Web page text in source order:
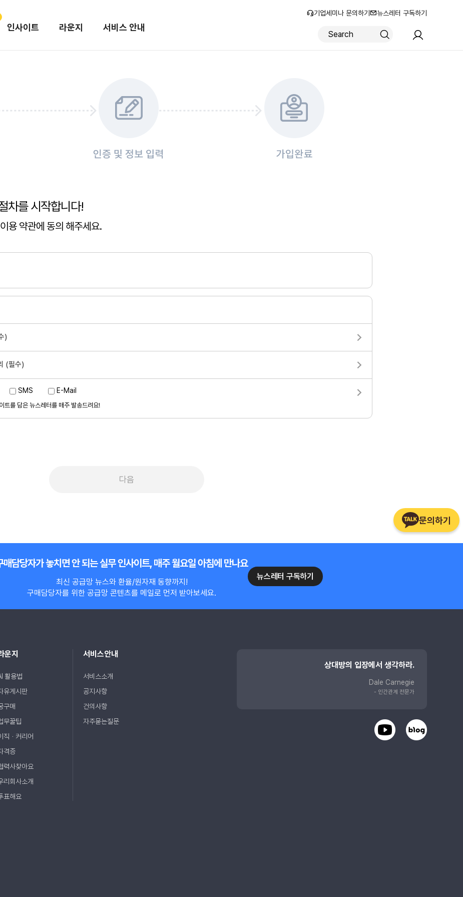
기업세미나 문의하기 뉴스레터 구독하기
인사이트 라운지 서비스 안내
차를 시작합니다!
용 약관에 동의 해주세요.
)
(필수)
SMS E-Mail
트를 담은 뉴스레터를 매주 발송드려요!
다음
문의하기
매담당자가 놓치면 안 되는 실무 인사이트, 매주 월요일 아침에 만나요
최신 공급망 뉴스와 환율/원자재 동향까지!
구매담당자를 위한 공급망 콘텐츠를 메일로 먼저 받아보세요.
뉴스레터 구독하기
상대방의 입장에서 생각하라.
Dale Carnegie
- 인간관계 전문가
운지
활용법
유게시판
구매
무꿀팁
직ㆍ커리어
격증
력사찾아요
리회사소개
표해요
서비스안내
서비스소개
공지사항
건의사항
자주묻는질문